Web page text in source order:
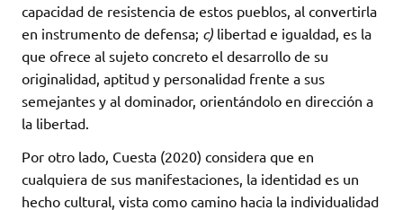
capacidad de resistencia de estos pueblos, al convertirla
en instrumento de defensa; c) libertad e igualdad, es la
que ofrece al sujeto concreto el desarrollo de su
originalidad, aptitud y personalidad frente a sus
semejantes y al dominador, orientándolo en dirección a
la libertad.
Por otro lado, Cuesta (2020) considera que en
cualquiera de sus manifestaciones, la identidad es un
hecho cultural, vista como camino hacia la individualidad